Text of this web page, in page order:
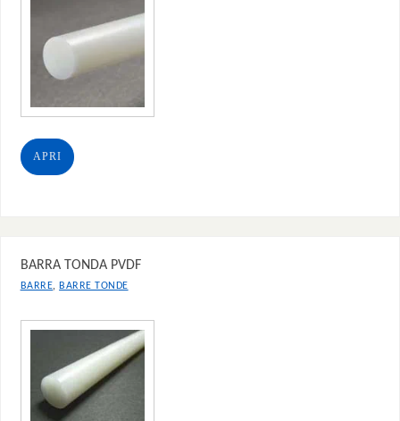
APRI
BARRA TONDA PVDF
BARRE ,BARRE TONDE